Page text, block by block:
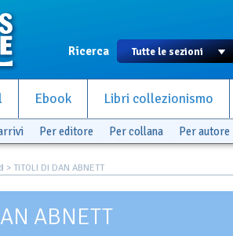
Ricerca
Ebook Libri collezionismo
Per editore Per collana Per autore
> TITOLI DI DAN ABNETT
ABNETT